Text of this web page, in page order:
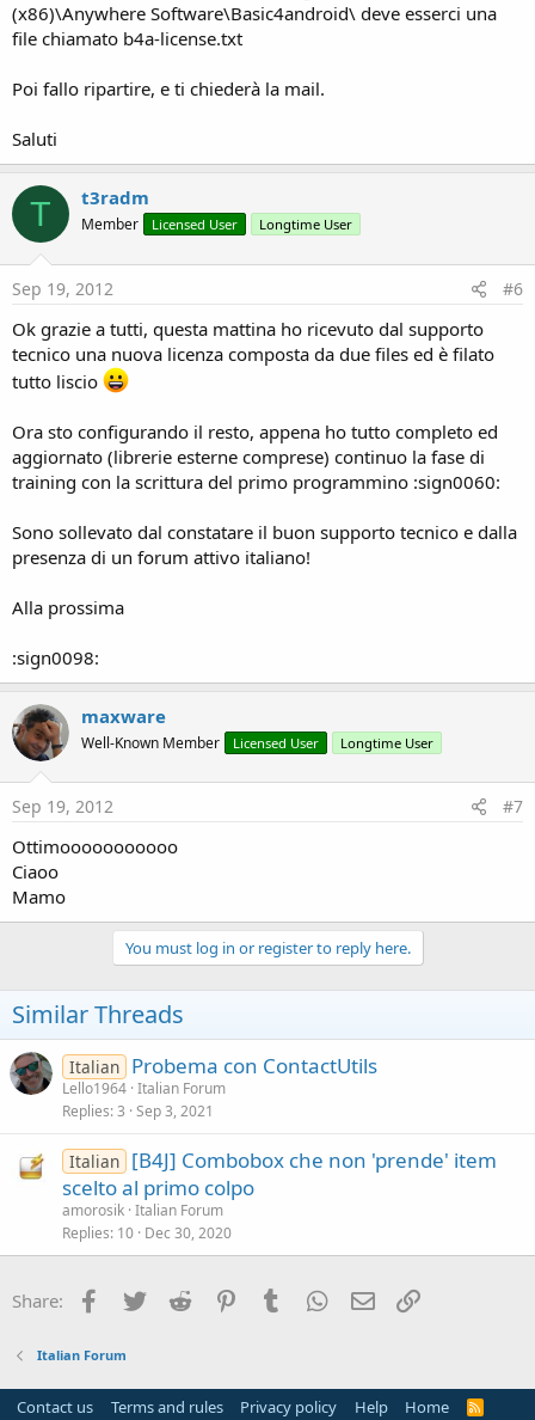
(x86)\Anywhere Software\Basic4android\ deve esserci una
file chiamato b4a-license.txt
Poi fallo ripartire, e ti chiederà la mail.
Saluti
T t3radm
Member Licensed User Longtime User
Sep 19, 2012 #6
Ok grazie a tutti, questa mattina ho ricevuto dal supporto
tecnico una nuova licenza composta da due files ed è filato
tutto liscio
Ora sto configurando il resto, appena ho tutto completo ed
aggiornato (librerie esterne comprese) continuo la fase di
training con la scrittura del primo programmino :sign0060:
Sono sollevato dal constatare il buon supporto tecnico e dalla
presenza di un forum attivo italiano!
Alla prossima
:sign0098:
maxware
Well-Known Member Licensed User Longtime User
Sep 19, 2012 #7
Ottimooooooooooo
Ciaoo
Mamo
You must log in or register to reply here.
Similar Threads
Italian Probema con ContactUtils
Lello1964 Italian Forum
Replies 3 Sep 3, 2021
Italian [B4J] Combobox che non 'prende' item
scelto al primo colpo
amorosik Italian Forum
Replies 10 Dec 30, 2020
Share: Facebook
Twitter Reddit PinterestTumblr WhatsApp
Email
Italian Forum
Contact us Terms and rules Privacy policy Help Home
R